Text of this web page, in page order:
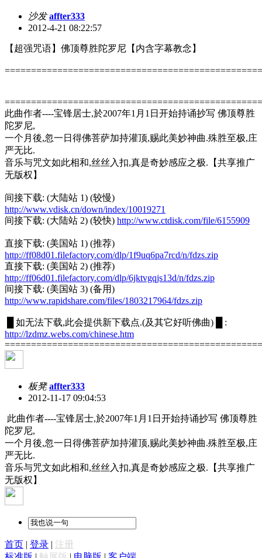
沙发 affter333
2012-4-21 08:22:57
【超强咒语】佛顶尊胜陀罗尼【内含字幕教念】
此曲作者----宝锋居士,於2007年1月1日开始持诵抄写 佛顶尊胜
陀罗尼,
一个月後,忽一日得佛菩萨加持灌顶,赐此美妙神曲.殊胜至极,庄
严无比.
音乐与咒文如此相和,丝丝入扣,真是奇妙感应之极.【共享推广
无版权】
间接下载: (大陆站 1) (较慢)
http://www.vdisk.cn/down/index/10019271
间接下载: (大陆站 2) (较快) http://www.ctdisk.com/file/6155909
直接下载: (美国站 1) (推荐)
http://ff08d01.filefactory.com/dlp/1f9uq6pa7rcd/n/fdzs.zip
直接下载: (美国站 2) (推荐)
http://ff06d01.filefactory.com/dlp/6jktvgqjs13d/n/fdzs.zip
间接下载: (美国站 3) (备用)
http://www.rapidshare.com/files/1803217964/fdzs.zip
█ 如无法下载,此会提供新下载点.(及其它好听佛曲) █ :
http://lzdmz.webs.com/chinese.htm
板凳 affter333
2012-11-17 09:04:53
此曲作者----宝锋居士,於2007年1月1日开始持诵抄写 佛顶尊胜
陀罗尼,
一个月後,忽一日得佛菩萨加持灌顶,赐此美妙神曲.殊胜至极,庄
严无比.
音乐与咒文如此相和,丝丝入扣,真是奇妙感应之极.【共享推广
无版权】
首页 | 登录 | 注册